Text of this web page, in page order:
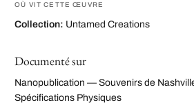
OÙ VIT CETTE ŒUVRE
Collection: Untamed Creations
Documenté sur
Nanopublication — Souvenirs de
Spécifications Physiques